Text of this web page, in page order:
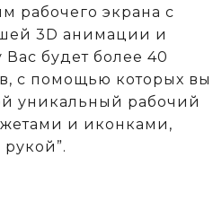
рабочего экрана с
3D анимации и
будет более 40
с помощью которых вы
уникальный рабочий
и иконками,